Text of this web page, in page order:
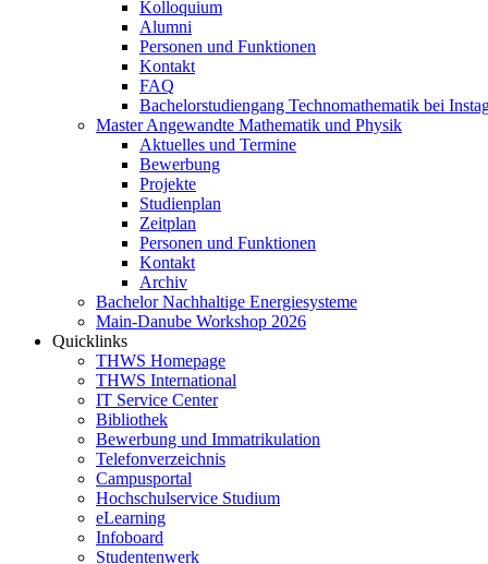
Kolloquium
Alumni
Personen und Funktionen
Kontakt
FAQ
Bachelorstudiengang Technomathematik bei
Master Angewandte Mathematik und Physik
Aktuelles und Termine
Bewerbung
Projekte
Studienplan
Zeitplan
Personen und Funktionen
Kontakt
Archiv
Bachelor Nachhaltige Energiesysteme
Main-Danube Workshop 2026
Quicklinks
THWS Homepage
THWS International
IT Service Center
Bibliothek
Bewerbung und Immatrikulation
Telefonverzeichnis
Campusportal
Hochschulservice Studium
eLearning
Infoboard
Studentenwerk